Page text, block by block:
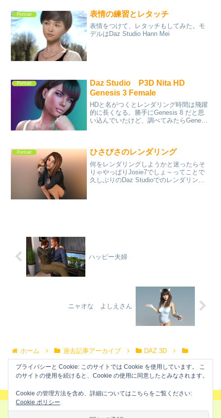
Portrait 表情の練習とレタッチ
表情をつけて、レタッチもしてみた。モ
デルはDaz Studio Hann Mei
Portrait
Daz Studio P3D Nita HD
Genesis 3 Female
HDと名がつくとレンダリング時間は飛躍
的に長くなる。勝手にGenesis 8 だと思
い込んでいたけど、調べてみたらGenesis
Portrait ひさびさのレンダリング
何をレンダリングしようかと迷ったらそ
りゃやっぱりJosie7でしょ～ってことで
久しぶりのDaz Studioでのレンダリング
ハッピー夫婦
ニャオな よしえさん
ホーム 過去記事アーカイブ
DAZ 3D
プライバシーと Cookie: このサイトでは Cookie を使用しています。 こ
のサイトの使用を続けると、Cookie の使用に同意したとみなされます。
Cookie の管理方法を含め、詳細についてはこちらをご覧ください:
Cookie ポリシー